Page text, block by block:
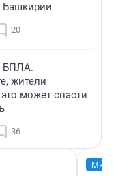
Башкирии
20
БПЛА.
жители
может спасти
36